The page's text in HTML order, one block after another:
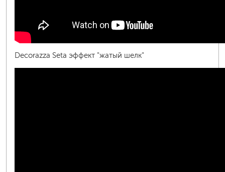
Decorazza Seta эффект "жатый шелк"